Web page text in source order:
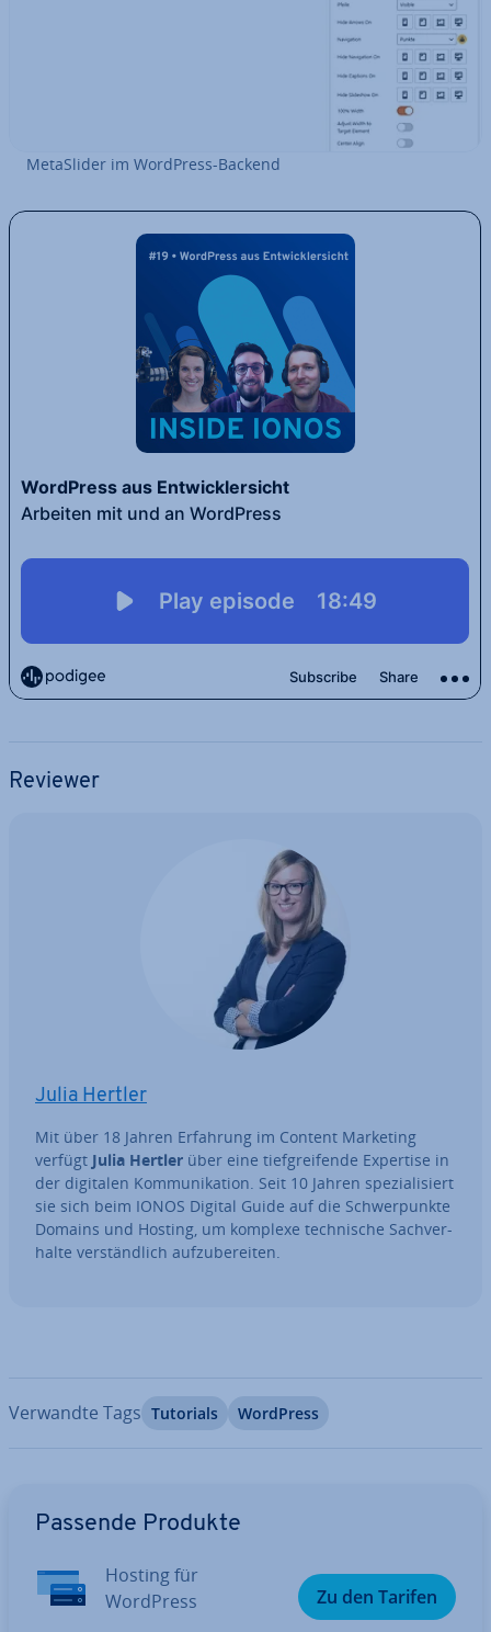
Me­taS­li­der im WordPress-Backend
Reviewer
Julia Hertler
Mit über 18 Jahren Erfahrung im Content Marketing
verfügt Julia Hertler über eine tief­grei­fen­de Expertise in
der digitalen Kom­mu­ni­ka­ti­on. Seit 10 Jahren spe­zia­li­siert
sie sich beim IONOS Digital Guide auf die Schwer­punk­te
Domains und Hosting, um komplexe tech­ni­sche Sach­ver­
hal­te ver­ständ­lich auf­zu­be­rei­ten.
Verwandte Tags Tutorials WordPress
Passende Produkte
Hosting für
WordPress
Zu den Tarifen